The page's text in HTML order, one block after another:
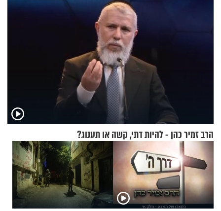
הרב זמיר כהן - להיות דתי, קשה או תענוג?